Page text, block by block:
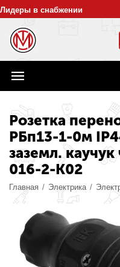
Лидеры в снабжении
Розетка
РБп13-1-0м
заземл. каучук
016-2-K02
Главная / Электрика /